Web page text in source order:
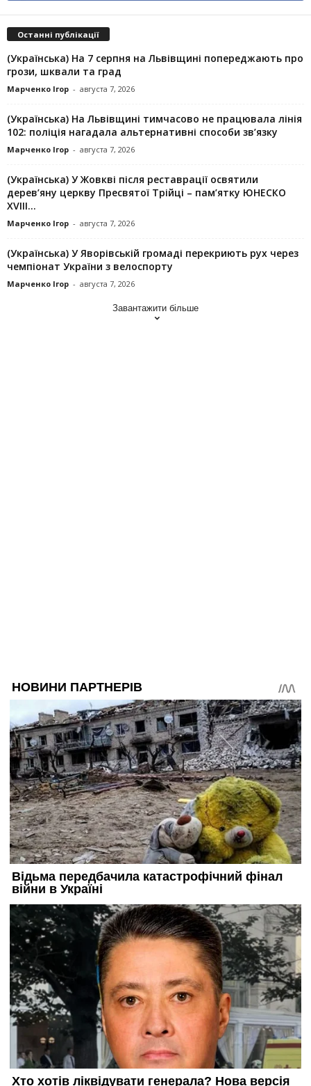
Останні публікації
(Українська) На 7 серпня на Львівщині попереджають про
грози, шквали та град
Марченко Ігор - августа 7, 2026
(Українська) На Львівщині тимчасово не працювала лінія
102: поліція нагадала альтернативні способи зв’язку
Марченко Ігор - августа 7, 2026
(Українська) У Жовкві після реставрації освятили
дерев’яну церкву Пресвятої Трійці – пам’ятку ЮНЕСКО
XVIII...
Марченко Ігор - августа 7, 2026
(Українська) У Яворівській громаді перекриють рух через
чемпіонат України з велоспорту
Марченко Ігор - августа 7, 2026
Завантажити більше